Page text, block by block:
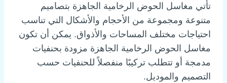
تأتي مغاسل الحوض الرخامية الجاهزة بتصاميم
متنوعة ومجموعة من الأحجام والأشكال التي تناسب
احتياجات مختلف المساحات والأذواق. يمكن أن تكون
مغاسل الحوض الرخامية الجاهزة مزودة بحنفيات
مدمجة أو تتطلب تركيبًا منفصلاً للحنفيات حسب
التصميم والموديل.